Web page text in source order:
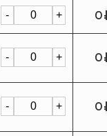
- + 0
- + 0
- + 0